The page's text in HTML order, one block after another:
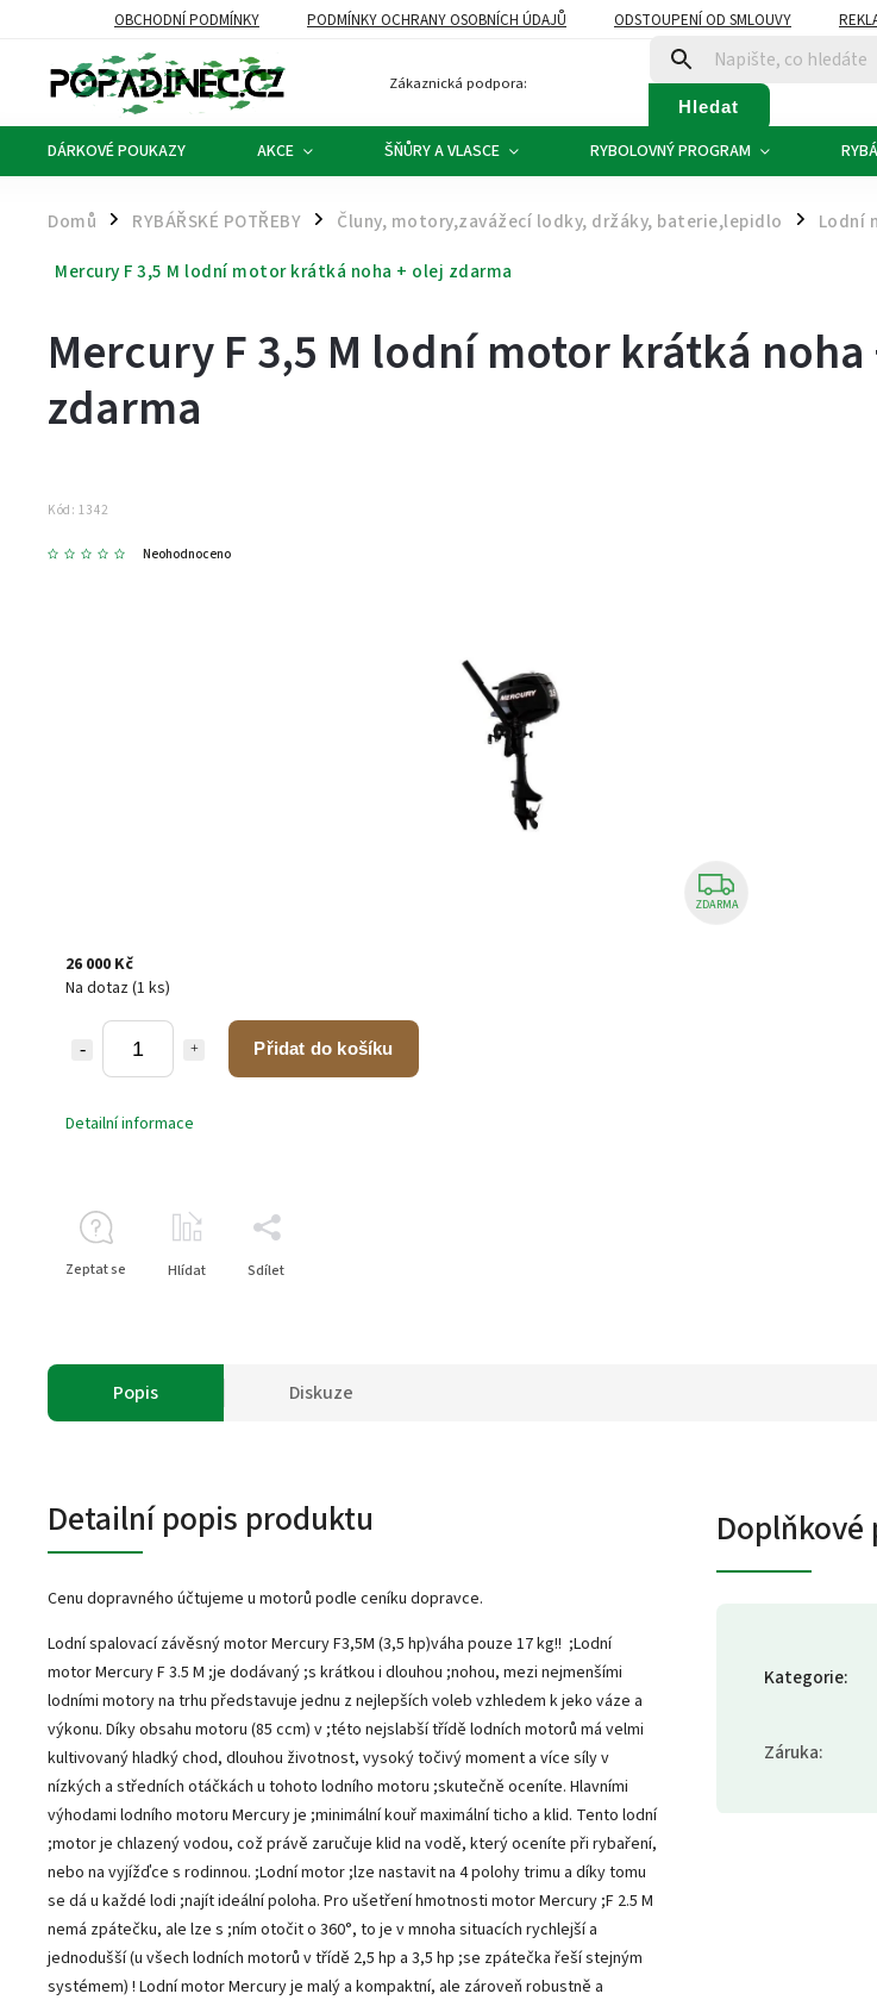
OBCHODNÍ PODMÍNKY PODMÍNKY OCHRANY OSOBNÍCH ÚDAJŮ ODSTOUPENÍ OD SMLOUVY
Zákaznická podpora:
Hledat
DÁRKOVÉ POUKAZY AKCE ŠŇŮRY A VLASCE RYBOLOVNÝ PROGRAM
Domů / RYBÁŘSKÉ POTŘEBY / Čluny, motory,zavážecí lodky, držáky, baterie,lepidlo / Lodní
Mercury F 3,5 M lodní motor krátká noha + olej zdarma
Mercury F 3,5 M lodní motor krátká noha
zdarma
Kód: 1342
Neohodnoceno
ZDARMA
26 000 Kč
Na dotaz(1 ks)
Přidat do košíku
Detailní informace
Zeptat se Hlídat Sdílet
Popis Diskuze
Detailní popis produktu
Cenu dopravného účtujeme u motorů podle ceníku dopravce.
Lodní spalovací závěsný motor Mercury F3,5M (3,5 hp)váha pouze 17 kg!! ;Lodní
motor Mercury F 3.5 M ;je dodávaný ;s krátkou i dlouhou ;nohou, mezi nejmenšími
lodními motory na trhu představuje jednu z nejlepších voleb vzhledem k jeko váze a
výkonu. Díky obsahu motoru (85 ccm) v ;této nejslabší třídě lodních motorů má velmi
kultivovaný hladký chod, dlouhou životnost, vysoký točivý moment a více síly v
nízkých a středních otáčkách u tohoto lodního motoru ;skutečně oceníte. Hlavními
výhodami lodního motoru Mercury je ;minimální kouř maximální ticho a klid. Tento lodní
;motor je chlazený vodou, což právě zaručuje klid na vodě, který oceníte při rybaření,
nebo na vyjížďce s rodinnou. ;Lodní motor ;lze nastavit na 4 polohy trimu a díky tomu
se dá u každé lodi ;najít ideální poloha. Pro ušetření hmotnosti motor Mercury ;F 2.5 M
nemá zpátečku, ale lze s ;ním otočit o 360°, to je v mnoha situacích rychlejší a
jednodušší (u všech lodních motorů v třídě 2,5 hp a 3,5 hp ;se zpátečka řeší stejným
systémem) ! Lodní motor Mercury je malý a kompaktní, ale zároveň robustně a
Kategorie:
Záruka: